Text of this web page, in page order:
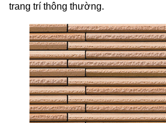
trang trí thông thường.